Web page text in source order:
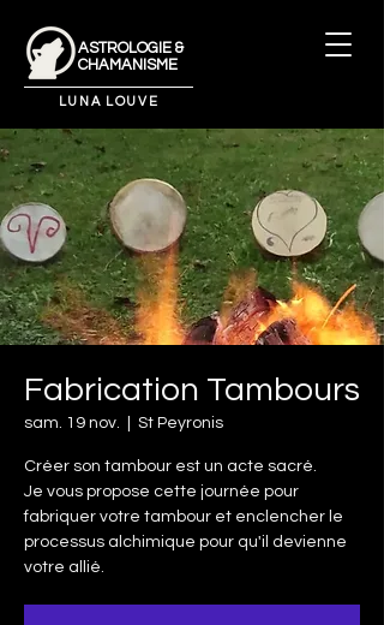
ASTROLOGIE &
CHAMANISME
LUNA LOUVE
Fabrication Tambours
sam. 19 nov. St Peyronis
Créer son tambour est un acte sacré.
Je vous propose cette journée pour
fabriquer votre tambour et enclencher le
processus alchimique pour qu'il devienne
votre allié.